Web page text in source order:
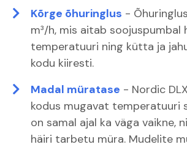
Kõrge õhuringlus -
m³/h, mis aitab soojuspumbal
temperatuuri ning kütta ja
kodu kiiresti.
Madal müratase - Nordic
kodus mugavat temperatuuri
on samal ajal ka väga vaikne,
häiri tarbetu müra. Mudelite